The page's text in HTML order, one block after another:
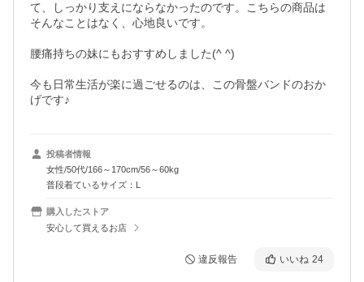
て、しっかり支えにならなかったのです。こちらの商品は
そんなことはなく、心地良いです。
腰痛持ちの妹にもおすすめしました(^ ^)
今も日常生活が楽に過ごせるのは、この骨盤バンドのおか
投稿者情報
女性/50代/166～170cm/56～60kg
普段着ているサイズ：L
購入したストア
安心して買えるお店
違反報告 いいね 24